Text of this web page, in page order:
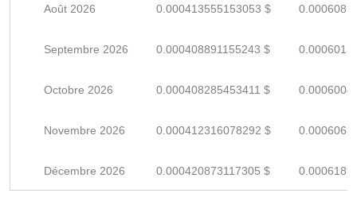
Août 2026 0.000413555153053 $
Septembre 2026 0.000408891155243 $
Octobre 2026 0.000408285453411 $
Novembre 2026 0.000412316078292 $
Décembre 2026 0.000420873117305 $